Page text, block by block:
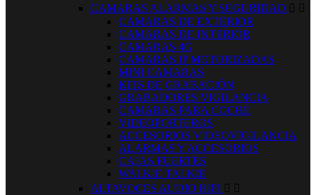
CAMARAS ALARMAS Y SEGURIDAD  
CAMARAS DE EXTERIOR
CAMARAS DE INTERIOR
CAMARAS 4G
CAMARAS IP MOTORIZADAS
MINI CAMARAS
KITS DE GRABACIÓN
GRABADORES VIGILANCIA
CAMARAS PARA COCHE
VIDEOPORTEROS
ACCESORIOS VIDEOVIGILANCIA
ALARMAS Y ACCESORIOS
CAJAS FUERTES
WALKIE TALKIE
ALTAVOCES AUDIO HIFI  